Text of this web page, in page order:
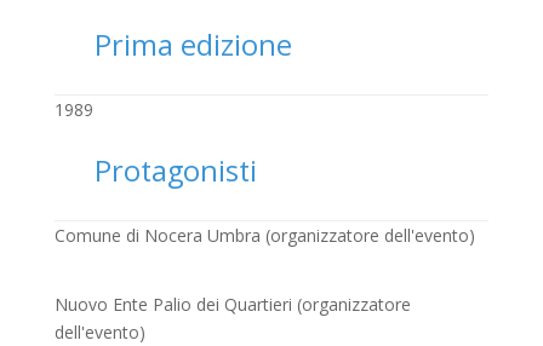
Prima edizione
1989
Protagonisti
Comune di Nocera Umbra (organizzatore dell'evento)
Nuovo Ente Palio dei Quartieri (organizzatore
dell'evento)